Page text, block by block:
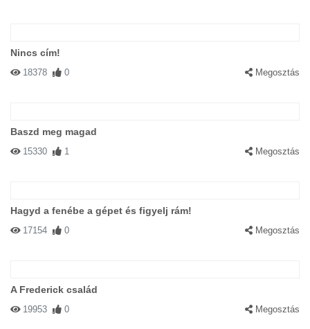
Nincs cím!
18378 0 Megosztás
Baszd meg magad
15330 1 Megosztás
Hagyd a fenébe a gépet és figyelj rám!
17154 0 Megosztás
A Frederick család
19953 0 Megosztás